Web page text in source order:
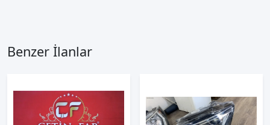
Benzer İlanlar